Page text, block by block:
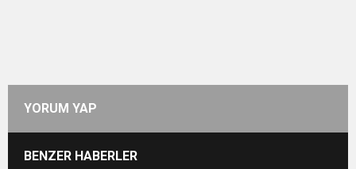
YORUM YAP
BENZER HABERLER